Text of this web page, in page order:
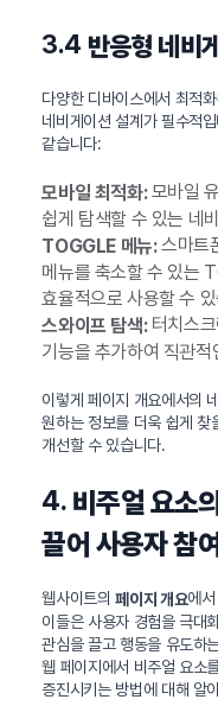
3.4 반응형 네비
다양한 디바이스에서 최적
네비게이션 설계가 필수적
같습니다:
모바일 최적화:모바일
쉽게 탐색할 수 있는 네
TOGGLE 메뉴:스마트
메뉴를 축소할 수 있는
효율적으로 사용할 수
스와이프 탐색:터치스크
기능을 추가하여 직관
이렇게 페이지 개요에서의
원하는 정보를 더욱 쉽게 찾
개선할 수 있습니다.
4. 비주얼 요소
끌어 사용자 참
웹사이트의페이지 개요에
이들은 사용자 경험을 극대
관심을 끌고 행동을 유도하
웹 페이지에서 비주얼 요소
증진시키는 방법에 대해 알